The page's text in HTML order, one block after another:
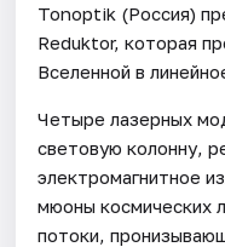
Tonoptik (Россия)
Reduktor, которая
Вселенной в
Четыре лазерных
световую колонну,
электромагнитное
мюоны космических
потоки,